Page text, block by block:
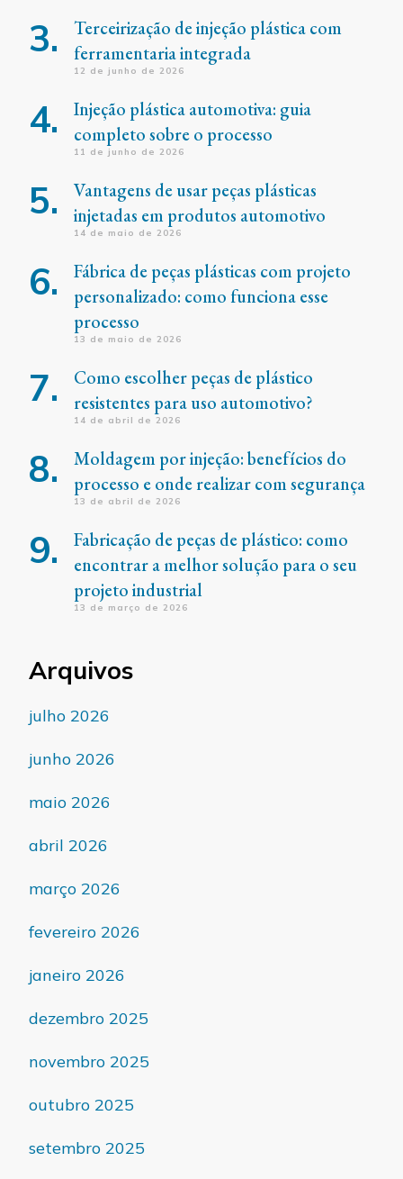
Terceirização de injeção plástica com
ferramentaria integrada
12 de junho de 2026
Injeção plástica automotiva: guia
completo sobre o processo
11 de junho de 2026
Vantagens de usar peças plásticas
injetadas em produtos automotivo
14 de maio de 2026
Fábrica de peças plásticas com projeto
personalizado: como funciona esse
processo
13 de maio de 2026
Como escolher peças de plástico
resistentes para uso automotivo?
14 de abril de 2026
Moldagem por injeção: benefícios do
processo e onde realizar com segurança
13 de abril de 2026
Fabricação de peças de plástico: como
encontrar a melhor solução para o seu
projeto industrial
13 de março de 2026
Arquivos
julho 2026
junho 2026
maio 2026
abril 2026
março 2026
fevereiro 2026
janeiro 2026
dezembro 2025
novembro 2025
outubro 2025
setembro 2025